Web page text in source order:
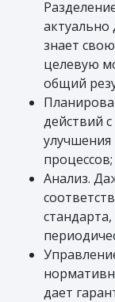
актуально
знает
целевую
общий
действий
процессов;
Анализ.
дает